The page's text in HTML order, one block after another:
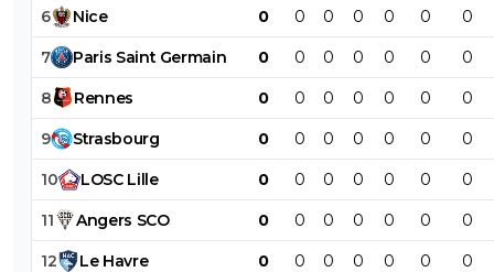
6 Nice 0 0 0 0 0 0 0
7 Paris Saint Germain 0 0 0 0 0 0 0
8 Rennes 0 0 0 0 0 0 0
9 Strasbourg 0 0 0 0 0 0 0
10 LOSC Lille 0 0 0 0 0 0 0
11 Angers SCO 0 0 0 0 0 0 0
12 Le Havre 0 0 0 0 0 0 0